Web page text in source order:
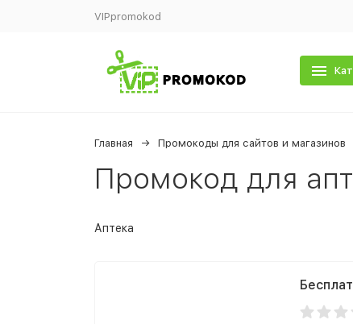
VIPpromokod
Главная Промокоды для сайтов и магазинов
Промокод для
Аптека